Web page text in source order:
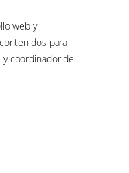
web y
para
coordinador de